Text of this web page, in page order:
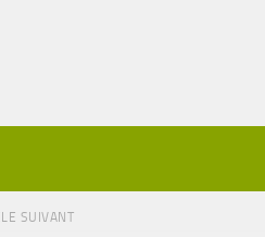
SUIVANT